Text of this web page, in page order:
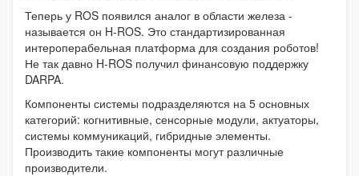
Теперь у ROS появился аналог в области железа -
называется он H-ROS. Это стандартизированная
интероперабельная платформа для создания роботов!
Не так давно H-ROS получил финансовую поддержку
DARPA.
Компоненты системы подразделяются на 5 основных
категорий: когнитивные, сенсорные модули, актуаторы,
системы коммуникаций, гибридные элементы.
Производить такие компоненты могут различные
производители.